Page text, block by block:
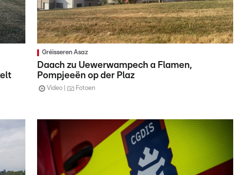
Gréisseren Asaz
Daach zu Uewerwampech a Flamen,
Pompjeeën op der Plaz
Video Fotoen